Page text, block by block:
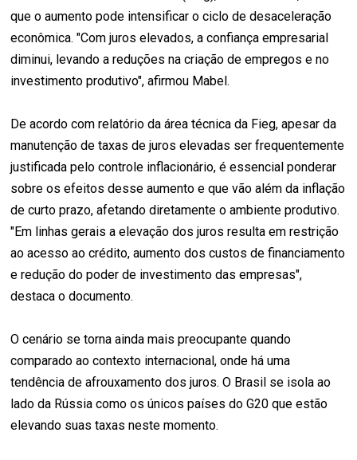
que o aumento pode intensificar o ciclo de desaceleração
econômica. "Com juros elevados, a confiança empresarial
diminui, levando a reduções na criação de empregos e no
investimento produtivo", afirmou Mabel.
De acordo com relatório da área técnica da Fieg, apesar da
manutenção de taxas de juros elevadas ser frequentemente
justificada pelo controle inflacionário, é essencial ponderar
sobre os efeitos desse aumento e que vão além da inflação
de curto prazo, afetando diretamente o ambiente produtivo.
"Em linhas gerais a elevação dos juros resulta em restrição
ao acesso ao crédito, aumento dos custos de financiamento
e redução do poder de investimento das empresas",
destaca o documento.
O cenário se torna ainda mais preocupante quando
comparado ao contexto internacional, onde há uma
tendência de afrouxamento dos juros. O Brasil se isola ao
lado da Rússia como os únicos países do G20 que estão
elevando suas taxas neste momento.